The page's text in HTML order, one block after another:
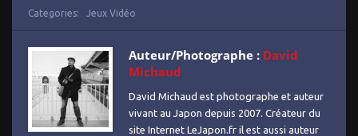
Categories: Jeux Vidéo
Auteur/Photographe : David
Michaud
David Michaud est photographe et auteur
vivant au Japon depuis 2007. Créateur du
site Internet LeJapon.fr il est aussi auteur